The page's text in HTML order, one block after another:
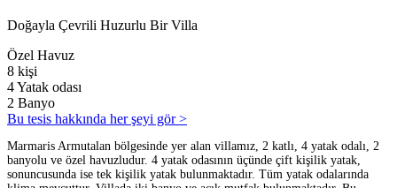
Doğayla Çevrili Huzurlu Bir Villa
Özel Havuz
8 kişi
4 Yatak odası
2 Banyo
Bu tesis hakkında her şeyi gör >
Marmaris Armutalan bölgesinde yer alan villamız, 2 katlı, 4 yatak odalı, 2
banyolu ve özel havuzludur. 4 yatak odasının üçünde çift kişilik yatak,
sonuncusunda ise tek kişilik yatak bulunmaktadır. Tüm yatak odalarında